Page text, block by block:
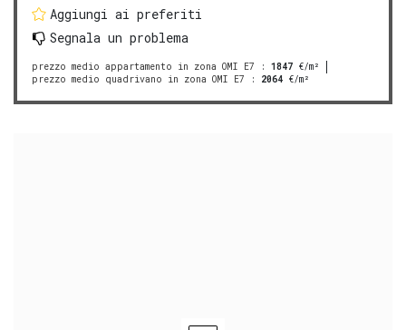
Aggiungi ai preferiti
Segnala un problema
prezzo medio appartamento in zona OMI E7 : 1847 €/m²
prezzo medio quadrivano in zona OMI E7 : 2064 €/m²